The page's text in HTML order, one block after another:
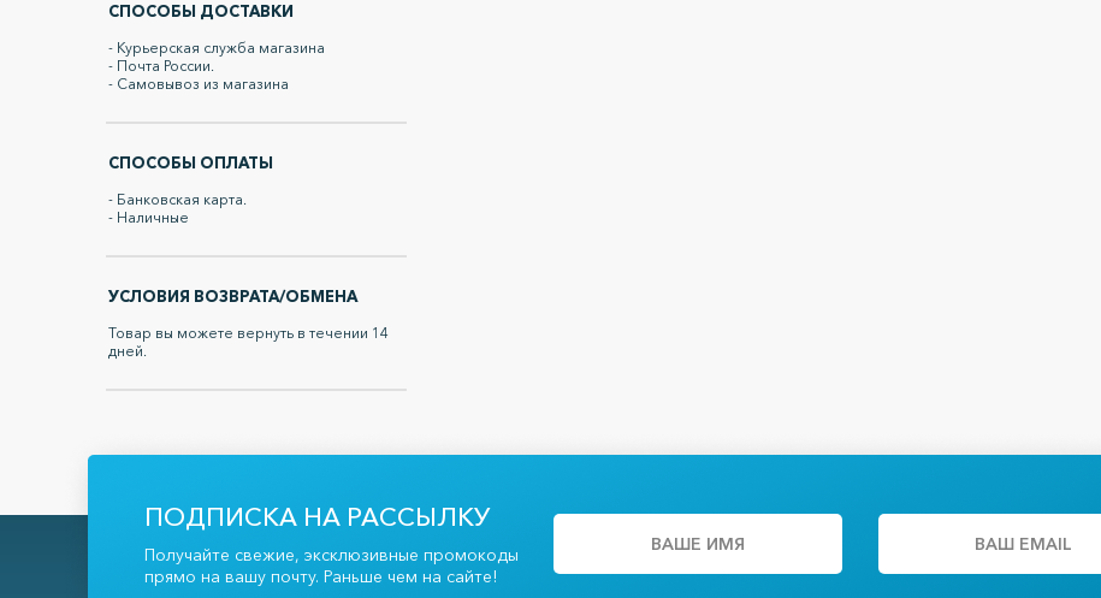
СПОСОБЫ ДОСТАВКИ
- Курьерская служба магазина
- Почта России.
- Самовывоз из магазина
СПОСОБЫ ОПЛАТЫ
- Банковская карта.
- Наличные
УСЛОВИЯ ВОЗВРАТА/ОБМЕНА
Товар вы можете вернуть в течении 14
дней.
ПОДПИСКА НА РАССЫЛКУ
Получайте свежие, эксклюзивные промокоды
прямо на вашу почту. Раньше чем на сайте!